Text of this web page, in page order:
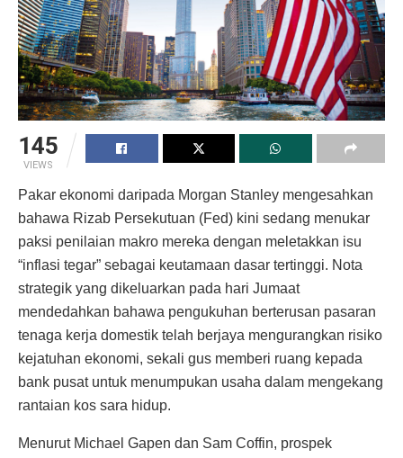
145
VIEWS
Pakar ekonomi daripada Morgan Stanley mengesahkan
bahawa Rizab Persekutuan (Fed) kini sedang menukar
paksi penilaian makro mereka dengan meletakkan isu
“inflasi tegar” sebagai keutamaan dasar tertinggi. Nota
strategik yang dikeluarkan pada hari Jumaat
mendedahkan bahawa pengukuhan berterusan pasaran
tenaga kerja domestik telah berjaya mengurangkan risiko
kejatuhan ekonomi, sekali gus memberi ruang kepada
bank pusat untuk menumpukan usaha dalam mengekang
rantaian kos sara hidup.
Menurut Michael Gapen dan Sam Coffin, prospek